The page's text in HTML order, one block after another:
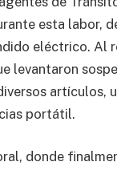
esta labor,
eléctrico. Al
levantaron
artículos,
portátil.
donde